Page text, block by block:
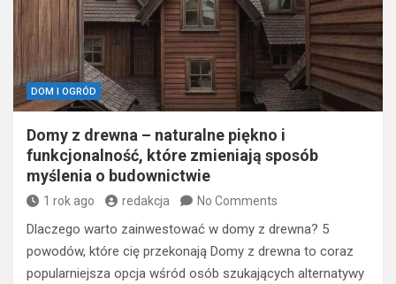
DOM I OGRÓD
Domy z drewna – naturalne piękno i
funkcjonalność, które zmieniają sposób
myślenia o budownictwie
1 rok ago redakcja No Comments
Dlaczego warto zainwestować w domy z drewna? 5
powodów, które cię przekonają Domy z drewna to coraz
popularniejsza opcja wśród osób szukających alternatywy